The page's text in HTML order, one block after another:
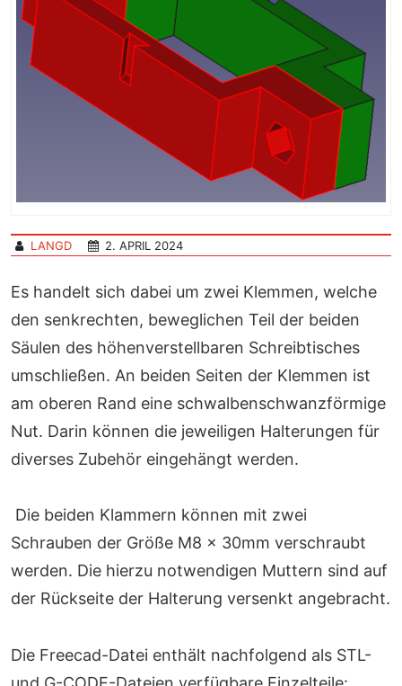
LANGD 2. APRIL 2024
Es handelt sich dabei um zwei Klemmen, welche
den senkrechten, beweglichen Teil der beiden
Säulen des höhenverstellbaren Schreibtisches
umschließen. An beiden Seiten der Klemmen ist
am oberen Rand eine schwalbenschwanzförmige
Nut. Darin können die jeweiligen Halterungen für
diverses Zubehör eingehängt werden.
Die beiden Klammern können mit zwei
Schrauben der Größe M8 x 30mm verschraubt
werden. Die hierzu notwendigen Muttern sind auf
der Rückseite der Halterung versenkt angebracht.
Die Freecad-Datei enthält nachfolgend als STL-